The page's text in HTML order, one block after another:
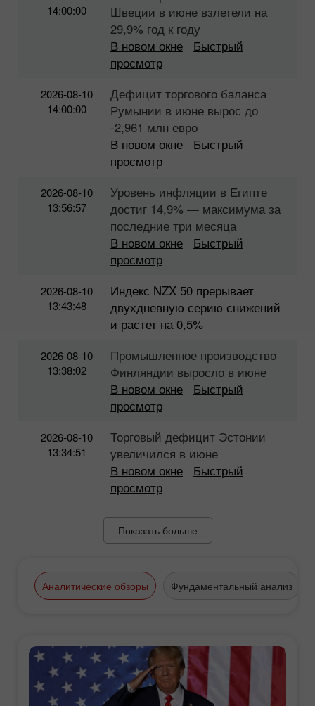
14:00:00
Швеции в июне взлетели на
29,9% год к году
В новом окне
Быстрый
просмотр
2026-08-10
14:00:00
Дефицит торгового баланса
Румынии в июне вырос до
-2,961 млн евро
В новом окне
Быстрый
просмотр
2026-08-10
13:56:57
Уровень инфляции в Египте
достиг 14,9% — максимума за
последние три месяца
В новом окне
Быстрый
просмотр
2026-08-10
13:43:48
Индекс NZX 50 прерывает
двухдневную серию снижений
и растет на 0,5%
2026-08-10
13:38:02
Промышленное производство
Финляндии выросло в июне
В новом окне
Быстрый
просмотр
2026-08-10
13:34:51
Торговый дефицит Эстонии
увеличился в июне
В новом окне
Быстрый
просмотр
Показать больше
Аналитические обзоры Фундаментальный анализ